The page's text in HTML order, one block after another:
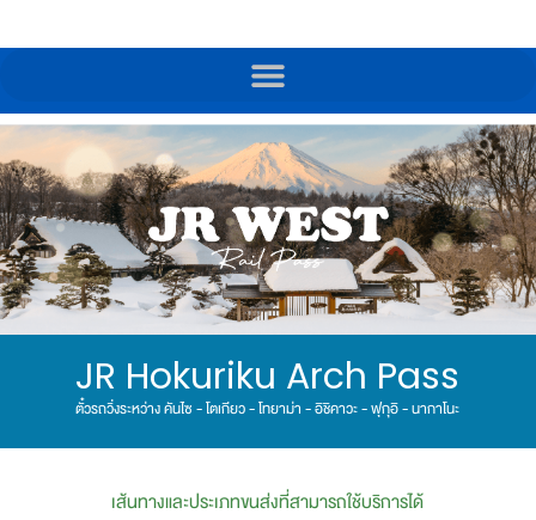
JR Hokuriku Arch Pass
ตั๋วรถวิ่งระหว่าง คันไซ - โตเกียว - โทยาม่า - อิชิคาวะ - ฟุกุอิ - นากาโนะ
เส้นทางและประเภทขนส่งที่สามารถใช้บริการได้